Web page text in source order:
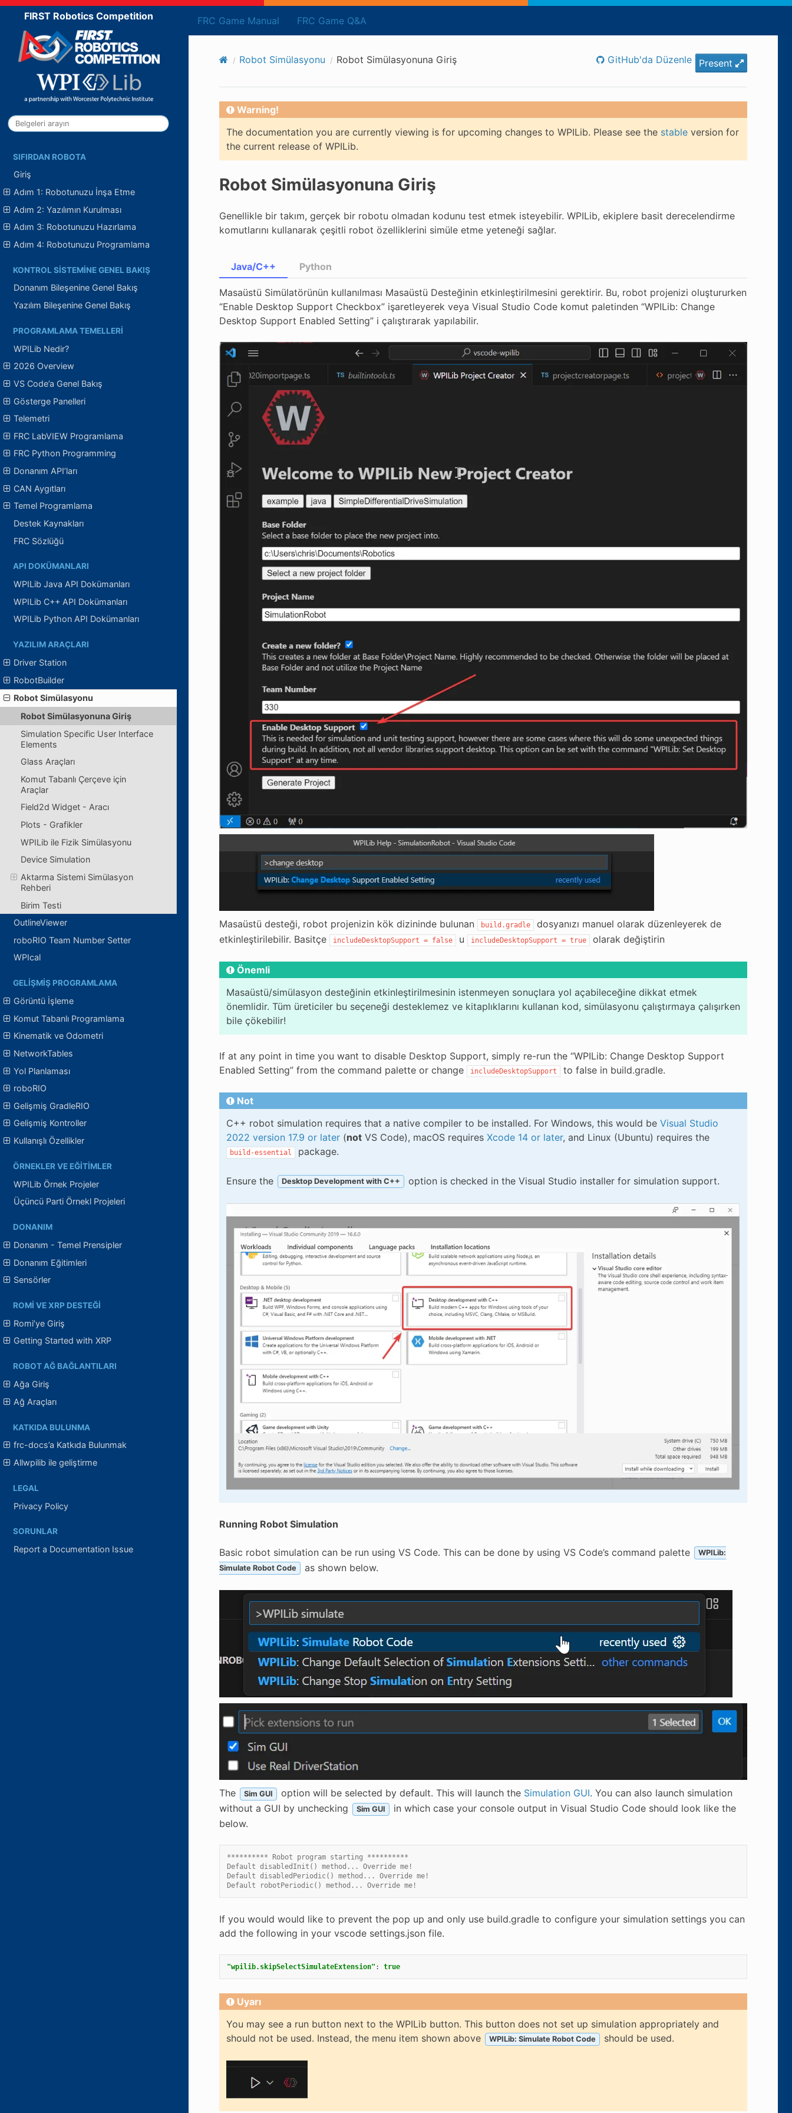
FRC Game Manual FRC Game Q&A
FIRST Robotics Competition
SIFIRDAN ROBOTA
Giriş
Adım 1: Robotunuzu İnşa Etme
Adım 2: Yazılımın Kurulması
Adım 3: Robotunuzu Hazırlama
Adım 4: Robotunuzu Programlama
KONTROL SISTEMINE GENEL BAKIŞ
Donanım Bileşenine Genel Bakış
Yazılım Bileşenine Genel Bakış
PROGRAMLAMA TEMELLERI
WPILib Nedir?
2026 Overview
VS Code’a Genel Bakış
Gösterge Panelleri
Telemetri
FRC LabVIEW Programlama
FRC Python Programming
Donanım API’ları
CAN Aygıtları
Temel Programlama
Destek Kaynakları
FRC Sözlüğü
API DOKÜMANLARI
WPILib Java API Dokümanları
WPILib C++ API Dokümanları
WPILib Python API Dokümanları
YAZILIM ARAÇLARI
Driver Station
RobotBuilder
Robot Simülasyonu
Robot Simülasyonuna Giriş
Simulation Specific User Interface
Elements
Glass Araçları
Komut Tabanlı Çerçeve için
Araçlar
Field2d Widget - Aracı
Plots - Grafikler
WPILib ile Fizik Simülasyonu
Device Simulation
Aktarma Sistemi Simülasyon
Rehberi
Birim Testi
OutlineViewer
roboRIO Team Number Setter
WPIcal
GELIŞMIŞ PROGRAMLAMA
Görüntü İşleme
Komut Tabanlı Programlama
Kinematik ve Odometri
NetworkTables
Yol Planlaması
roboRIO
Gelişmiş GradleRIO
Gelişmiş Kontroller
Kullanışlı Özellikler
ÖRNEKLER VE EĞITIMLER
WPILib Örnek Projeler
Üçüncü Parti Örnekl Projeleri
DONANIM
Donanım - Temel Prensipler
Donanım Eğitimleri
Sensörler
ROMI VE XRP DESTEĞI
Romi’ye Giriş
Getting Started with XRP
ROBOT AĞ BAĞLANTILARI
Ağa Giriş
Ağ Araçları
KATKIDA BULUNMA
frc-docs’a Katkıda Bulunmak
Allwpilib ile geliştirme
LEGAL
Privacy Policy
SORUNLAR
Report a Documentation Issue
Robot Simülasyonu Robot Simülasyonuna Giriş Present
GitHub'da Düzenle
Warning!
The documentation you are currently viewing is for upcoming changes to WPILib. Please see the stableversion for
the current release of WPILib.
Robot Simülasyonuna Giriş
Genellikle bir takım, gerçek bir robotu olmadan kodunu test etmek isteyebilir. WPILib, ekiplere basit derecelendirme
komutlarını kullanarak çeşitli robot özelliklerini simüle etme yeteneği sağlar.
Java/C++
Masaüstü Simülatörünün kullanılması Masaüstü Desteğinin etkinleştirilmesini gerektirir. Bu, robot projenizi oluştururken
“Enable Desktop Support Checkbox” işaretleyerek veya Visual Studio Code komut paletinden “WPILib: Change
Desktop Support Enabled Setting” i çalıştırarak yapılabilir.
Masaüstü desteği, robot projenizin kök dizininde bulunan build.gradle
dosyanızı manuel olarak düzenleyerek de
etkinleştirilebilir. Basitçe
includeDesktopSupport = false u includeDesktopSupport = true olarak değiştirin
Önemli
Masaüstü/simülasyon desteğinin etkinleştirilmesinin istenmeyen sonuçlara yol açabileceğine dikkat etmek
önemlidir. Tüm üreticiler bu seçeneği desteklemez ve kitaplıklarını kullanan kod, simülasyonu çalıştırmaya çalışırken
bile çökebilir!
If at any point in time you want to disable Desktop Support, simply re-run the “WPILib: Change Desktop Support
Enabled Setting” from the command palette or change
includeDesktopSupport to false in build.gradle.
Not
C++ robot simulation requires that a native compiler to be installed. For Windows, this would be Visual Studio
2022 version 17.9 or later(notVS Code), macOS requires Xcode 14 or later, and Linux (Ubuntu) requires the
build-essential package.
Ensure the Desktop Development with C++ option is checked in the Visual Studio installer for simulation support.
Running Robot Simulation
Basic robot simulation can be run using VS Code. This can be done by using VS Code’s command palette
WPILib:
Simulate Robot Code
as shown below.
The Sim GUI option will be selected by default. This will launch the Simulation GUI. You can also launch simulation
without a GUI by unchecking
Sim GUI
in which case your console output in Visual Studio Code should look like the
below.
********** Robot program starting **********
Default disabledInit() method... Override me!
Default disabledPeriodic() method... Override me!
Default robotPeriodic() method... Override me!
If you would would like to prevent the pop up and only use build.gradle to configure your simulation settings you can
add the following in your vscode settings.json file.
"wpilib.skipSelectSimulateExtension" : true
Uyarı
You may see a run button next to the WPILib button. This button does not set up simulation appropriately and
should not be used. Instead, the menu item shown above
WPILib: Simulate Robot Code should be used.
Python